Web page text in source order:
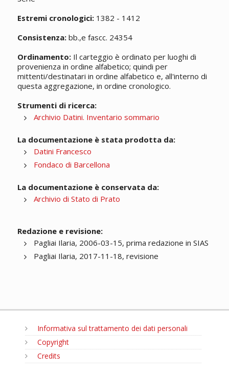
Estremi cronologici:1382 - 1412
Consistenza:bb.,e fascc. 24354
Ordinamento:Il carteggio è ordinato per luoghi di
provenienza in ordine alfabetico; quindi per
mittenti/destinatari in ordine alfabetico e, all'interno di
questa aggregazione, in ordine cronologico.
Strumenti di ricerca:
Archivio Datini. Inventario sommario
La documentazione è stata prodotta da:
Datini Francesco
Fondaco di Barcellona
La documentazione è conservata da:
Archivio di Stato di Prato
Redazione e revisione:
Pagliai Ilaria, 2006-03-15, prima redazione in SIAS
Pagliai Ilaria, 2017-11-18, revisione
Informativa sul trattamento dei dati personali
Copyright
Credits